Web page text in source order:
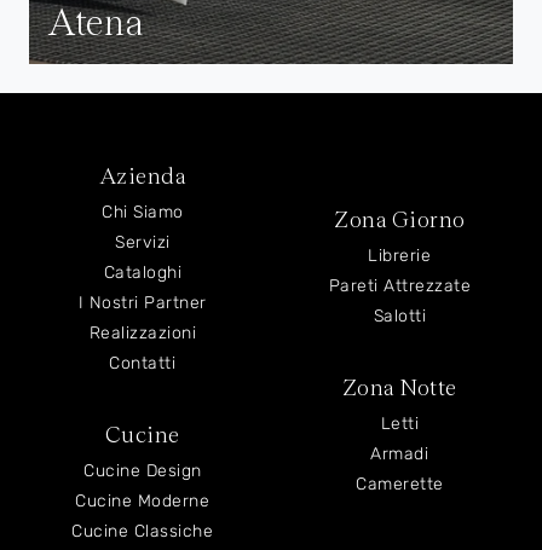
Atena
Azienda
Chi Siamo
Servizi
Cataloghi
I Nostri Partner
Realizzazioni
Contatti
Cucine
Cucine Design
Cucine Moderne
Cucine Classiche
Zona Giorno
Librerie
Pareti Attrezzate
Salotti
Zona Notte
Letti
Armadi
Camerette